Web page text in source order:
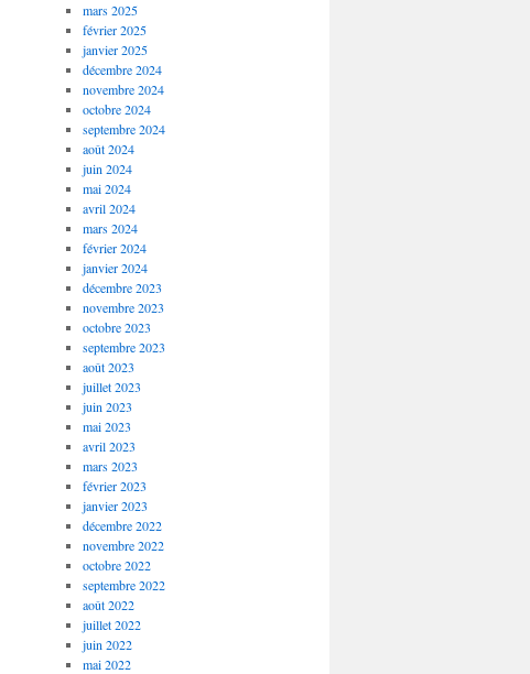
mars 2025
février 2025
janvier 2025
décembre 2024
novembre 2024
octobre 2024
septembre 2024
août 2024
juin 2024
mai 2024
avril 2024
mars 2024
février 2024
janvier 2024
décembre 2023
novembre 2023
octobre 2023
septembre 2023
août 2023
juillet 2023
juin 2023
mai 2023
avril 2023
mars 2023
février 2023
janvier 2023
décembre 2022
novembre 2022
octobre 2022
septembre 2022
août 2022
juillet 2022
juin 2022
mai 2022